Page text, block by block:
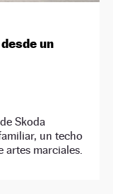
un
Skoda
un techo
artes marciales.